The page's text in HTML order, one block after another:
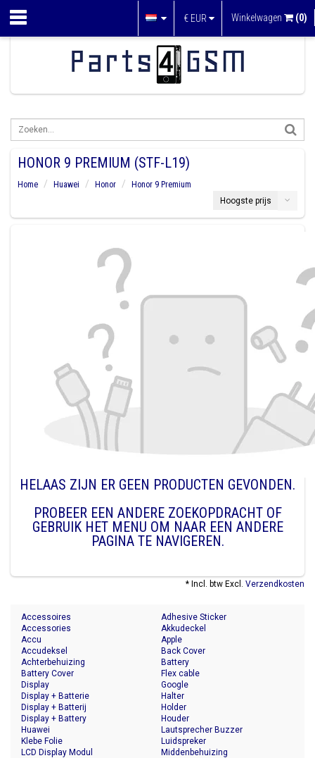
€ EUR Winkelwagen (0)
HONOR 9 PREMIUM (STF-L19)
Home Huawei Honor
Honor 9 Premium
Hoogste prijs
HELAAS ZIJN ER GEEN PRODUCTEN GEVONDEN.
PROBEER EEN ANDERE ZOEKOPDRACHT OF
GEBRUIK HET MENU OM NAAR EEN ANDERE
PAGINA TE NAVIGEREN.
* Incl. btw Excl. Verzendkosten
Accessoires
Accessories
Accu
Accudeksel
Achterbehuizing
Adhesive Sticker
Akkudeckel
Apple
Back Cover
Battery
Battery Cover
Display
Display + Batterie
Display + Batterij
Display + Battery
Flex cable
Google
Halter
Holder
Houder
Huawei
Klebe Folie
LCD Display Modul
Lautsprecher Buzzer
Luidspreker
Middenbehuizing